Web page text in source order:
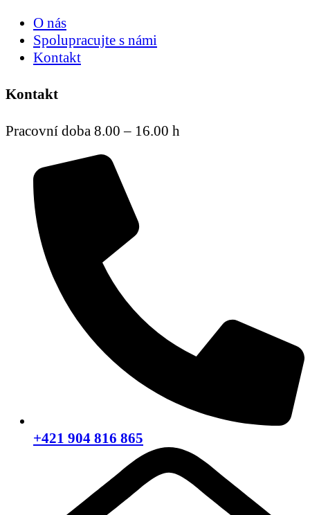
O nás
Spolupracujte s námi
Kontakt
Kontakt
Pracovní doba 8.00 – 16.00 h
+421 904 816 865